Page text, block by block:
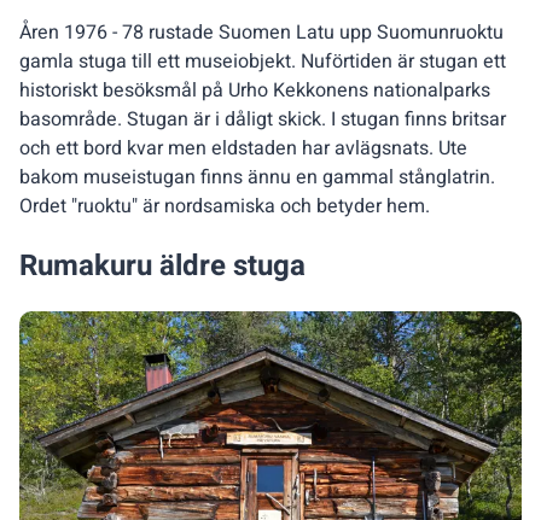
Åren 1976 - 78 rustade Suomen Latu upp Suomunruoktu
gamla stuga till ett museiobjekt. Nuförtiden är stugan ett
historiskt besöksmål på Urho Kekkonens nationalparks
basområde. Stugan är i dåligt skick. I stugan finns britsar
och ett bord kvar men eldstaden har avlägsnats. Ute
bakom museistugan finns ännu en gammal stånglatrin.
Ordet "ruoktu" är nordsamiska och betyder hem.
Rumakuru äldre stuga